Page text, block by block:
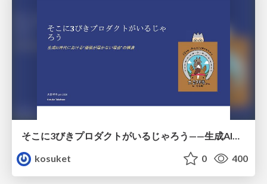
そこに3びきプロダクトがいるじゃろう——生成AI時代における“価値が届かない理由”の構造
kosuket
0 400